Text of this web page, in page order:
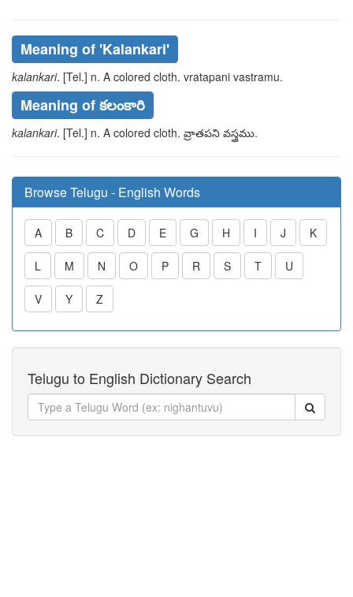
Meaning of 'kalankari'
kalankari. [Tel.] n. A colored cloth. vratapani vastramu.
Meaning of కలంకారి
kalankari. [Tel.] n. A colored cloth. వ్రాతపని వస్త్రము.
Browse Telugu - English Words
A B C D E G H I J K
L M N O P R S T U
V Y Z
Telugu to English Dictionary Search